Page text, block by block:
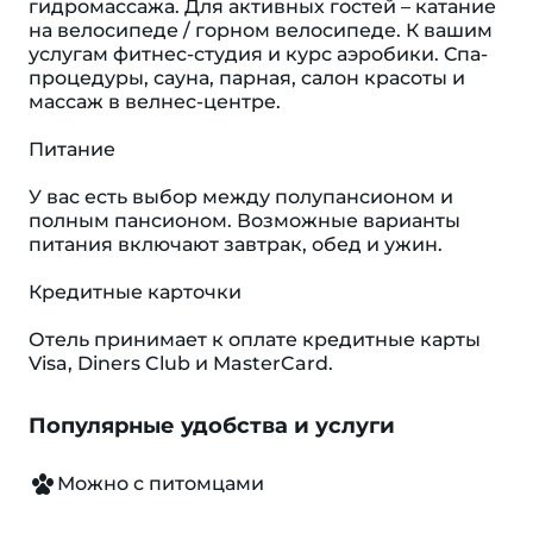
гидромассажа. Для активных гостей – катание
на велосипеде / горном велосипеде. К вашим
услугам фитнес-студия и курс аэробики. Спа-
процедуры, сауна, парная, салон красоты и
массаж в велнес-центре.
Питание
У вас есть выбор между полупансионом и
полным пансионом. Возможные варианты
питания включают завтрак, обед и ужин.
Кредитные карточки
Отель принимает к оплате кредитные карты
Visa, Diners Club и MasterCard.
Популярные удобства и услуги
Можно с питомцами